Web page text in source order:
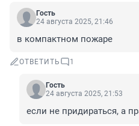
Гость
24 августа 2025, 21:46
в компактном пожаре
ОТВЕТИТЬ 1
Гость
24 августа 2025, 21:53
если не придираться, а